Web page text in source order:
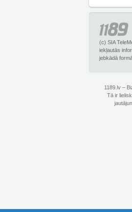
(c) SIA
iekļautās
jebkādā
1189.lv –
Tā ir